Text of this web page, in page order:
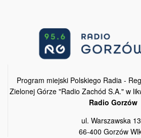
Program miejski Polskiego Radia -
Zielonej Górze "Radio Zachód S.A." w
Radio Gorzów
ul. Warszawska
66-400 Gorzów